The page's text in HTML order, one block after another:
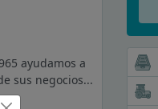
ayudamos a
sus negocios...